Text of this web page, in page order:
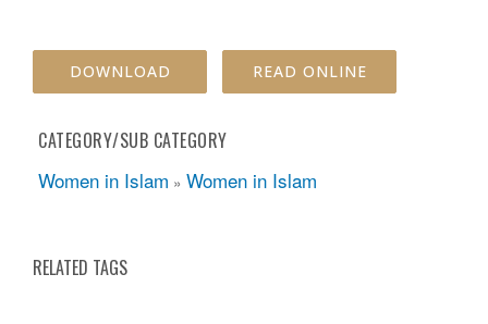
DOWNLOAD READ ONLINE
CATEGORY/SUB CATEGORY
Women in Islam » Women in Islam
RELATED TAGS